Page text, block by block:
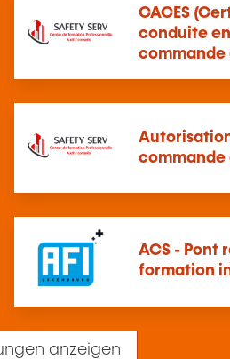
CACES
conduite
commande
commande
ACS - Pont
formation
anzeigen